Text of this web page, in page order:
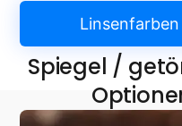
Spiegel /